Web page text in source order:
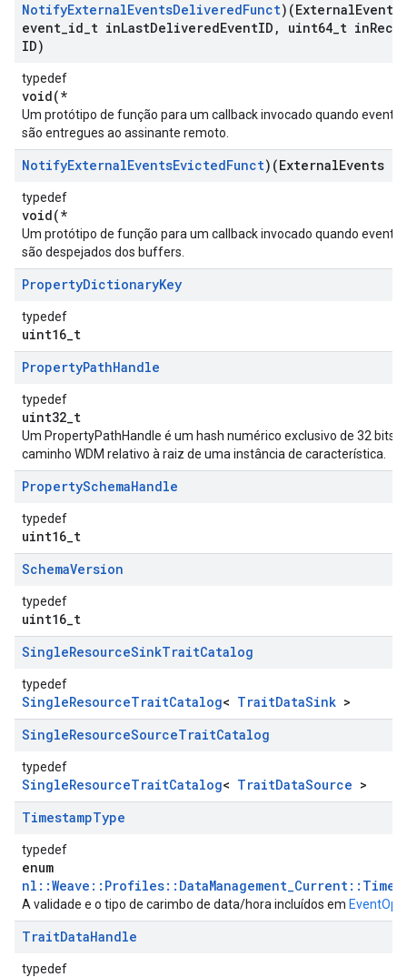
NotifyExternalEventsDeliveredFunct)(External
event id t inLastDeliveredEventID , uint64 t in
ID)
typedef
void(*
Um protótipo de função para um callback invocado quando
são entregues ao assinante remoto.
NotifyExternalEventsEvictedFunct)(ExternalEvents
typedef
void(*
Um protótipo de função para um callback invocado quando
são despejados dos buffers.
PropertyDictionaryKey
typedef
uint16_t
PropertyPathHandle
typedef
uint32_t
Um PropertyPathHandle é um hash numérico exclusivo de 32 bits
caminho WDM relativo à raiz de uma instância de característica.
PropertySchemaHandle
typedef
uint16_t
SchemaVersion
typedef
uint16_t
SingleResourceSinkTraitCatalog
typedef
SingleResourceTraitCatalog< TraitDataSink >
SingleResourceSourceTraitCatalog
typedef
SingleResourceTraitCatalog< TraitDataSource >
TimestampType
typedef
enum
A validade e o tipo de carimbo de data/hora incluídos em
TraitDataHandle
typedef